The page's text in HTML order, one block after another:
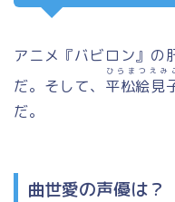
アニメ『バビロン』の
だ。そして、 平松絵見
ひらまつえみ
だ。
曲世愛の声優は？